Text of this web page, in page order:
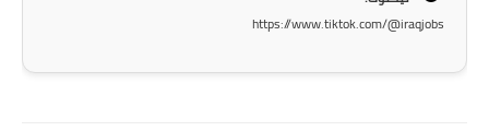
https://www.tiktok.com/@iraqjobs